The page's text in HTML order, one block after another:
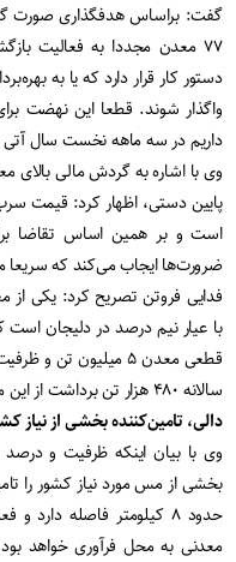
گفت: براساس هدفگذاری صورت
دستور کار قرار دارد که یا به
داریم در سه ماهه نخست سال آتی ۵۰ معدن دیگر در استان فعال شوند.
وی با اشاره به گردش مالی بالای
پایین دستی، اظهار کرد: قیمت
است و بر همین اساس تقاضا
ضرورت‌ها ایجاب می‌کند که سریعا
فدایی فروتن تصریح کرد: یکی
سالانه ۴۸۰ هزار تن برداشت از این معدن داشت.
دالی، تامین‌کننده بخشی از
وی با بیان اینکه ظرفیت و
بخشی از مس مورد نیاز کشور را
حدود ۸ کیلومتر فاصله
معدنی به محل فرآوری خواهد